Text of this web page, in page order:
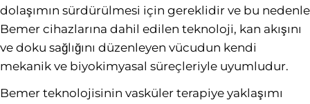
dolaşımın sürdürülmesi için gereklidir ve bu nedenle
Bemer cihazlarına dahil edilen teknoloji, kan akışını
ve doku sağlığını düzenleyen vücudun kendi
mekanik ve biyokimyasal süreçleriyle uyumludur.
Bemer teknolojisinin vasküler terapiye yaklaşımı